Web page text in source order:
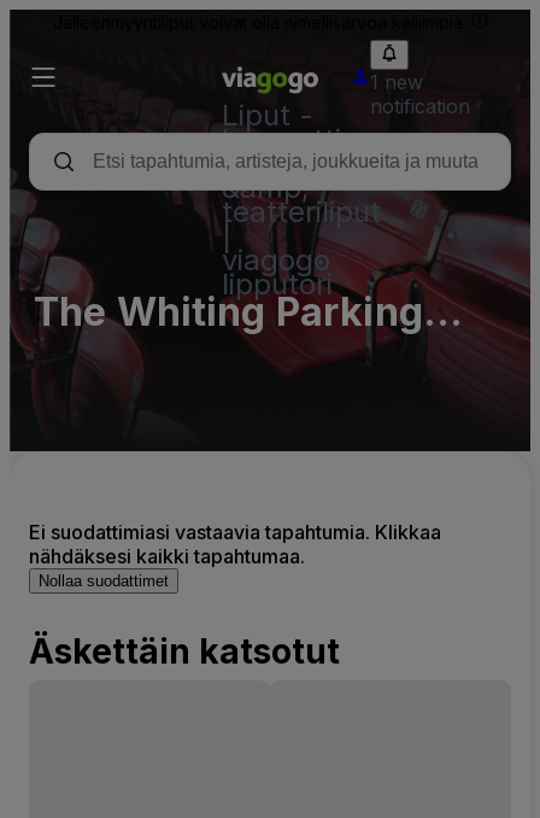
Liput -
konsertti,
urheilu
&amp;
teatteriliput
viagogo
lipputori
1 new
notification
The Whiting Parking
Lots (InActive)
Ei suodattimiasi vastaavia tapahtumia. Klikkaa
nähdäksesi kaikki tapahtumaa.
Nollaa suodattimet
Äskettäin katsotut